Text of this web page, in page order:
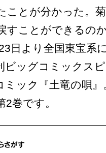
ことが分かった。
すことができるの
日より全国東宝系
ビッグコミックス
ミック『土竜の唄
巻です。